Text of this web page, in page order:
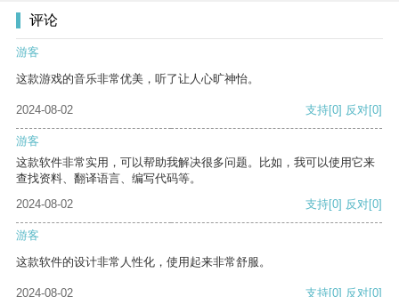
评论
游客
这款游戏的音乐非常优美，听了让人心旷神怡。
2024-08-02 支持[0] 反对[0]
游客
这款软件非常实用，可以帮助我解决很多问题。比如，我可以使用它来
查找资料、翻译语言、编写代码等。
2024-08-02
支持[0] 反对[0]
游客
这款软件的设计非常人性化，使用起来非常舒服。
2024-08-02 支持[0] 反对[0]